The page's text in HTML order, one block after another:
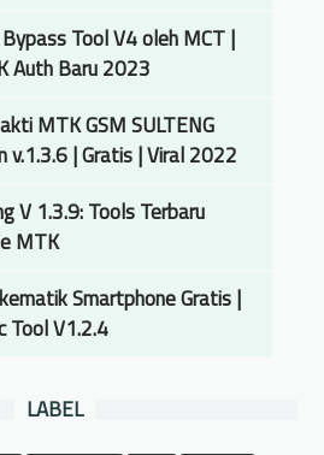
Tool V4 oleh MCT |
Auth Baru 2023
MTK GSM SULTENG
v.1.3.6 | Gratis | Viral 2022
V 1.3.9: Tools Terbaru
MTK
Smartphone Gratis |
Tool V1.2.4
LABEL